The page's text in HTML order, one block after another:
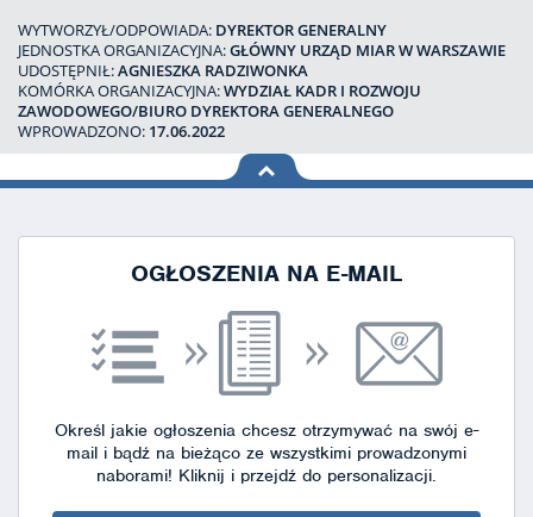
WYTWORZYŁ/ODPOWIADA: DYREKTOR GENERALNY
JEDNOSTKA ORGANIZACYJNA:GŁÓWNY URZĄD MIAR W WARSZAWIE
UDOSTĘPNIŁ:AGNIESZKA RADZIWONKA
KOMÓRKA ORGANIZACYJNA:WYDZIAŁ KADR I ROZWOJU
ZAWODOWEGO/BIURO DYREKTORA GENERALNEGO
WPROWADZONO: 17.06.2022
na górę
OGŁOSZENIA NA E-MAIL
Określ jakie ogłoszenia chcesz otrzymywać na swój e-
mail i bądź na bieżąco ze wszystkimi prowadzonymi
naborami! Kliknij i przejdź do personalizacji.